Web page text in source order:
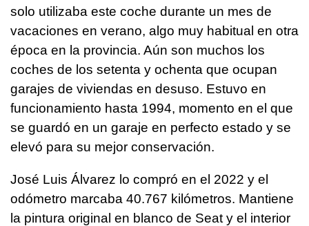
solo utilizaba este coche durante un mes de
vacaciones en verano, algo muy habitual en otra
época en la provincia. Aún son muchos los
coches de los setenta y ochenta que ocupan
garajes de viviendas en desuso. Estuvo en
funcionamiento hasta 1994, momento en el que
se guardó en un garaje en perfecto estado y se
elevó para su mejor conservación.
José Luis Álvarez lo compró en el 2022 y el
odómetro marcaba 40.767 kilómetros. Mantiene
la pintura original en blanco de Seat y el interior